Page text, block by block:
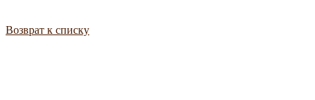
Возврат к списку